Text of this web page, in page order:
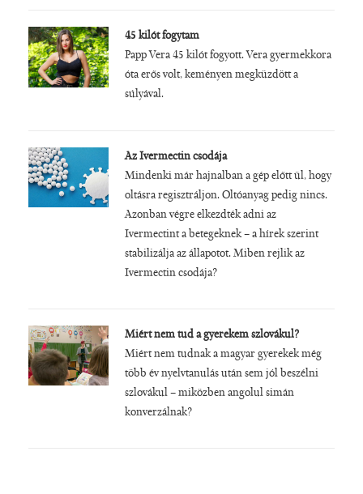
45 kilót fogytam
Papp Vera 45 kilót fogyott. Vera gyermekkora
óta erős volt, keményen megküzdött a
súlyával.
Az Ivermectin csodája
Mindenki már hajnalban a gép előtt ül, hogy
oltásra regisztráljon. Oltóanyag pedig nincs.
Azonban végre elkezdték adni az
Ivermectint a betegeknek – a hírek szerint
stabilizálja az állapotot. Miben rejlik az
Ivermectin csodája?
Miért nem tud a gyerekem szlovákul?
Miért nem tudnak a magyar gyerekek még
több év nyelvtanulás után sem jól beszélni
szlovákul – miközben angolul simán
konverzálnak?